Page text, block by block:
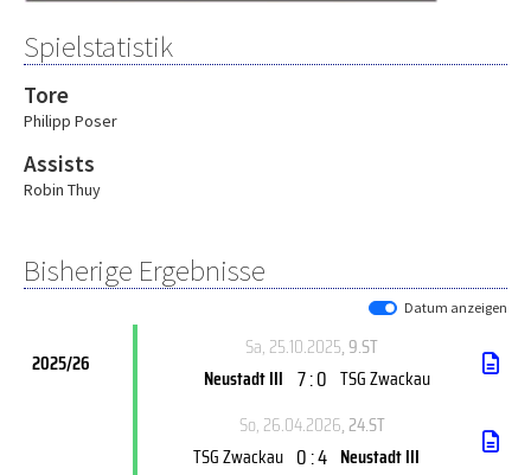
Spielstatistik
Tore
Philipp Poser
Assists
Robin Thuy
Bisherige Ergebnisse
Datum anzeigen
2025/26
Sa, 25.10.2025, 9.ST
Neustadt III 7 : 0 TSG Zwackau
So, 26.04.2026, 24.ST
TSG Zwackau 0 : 4 Neustadt III